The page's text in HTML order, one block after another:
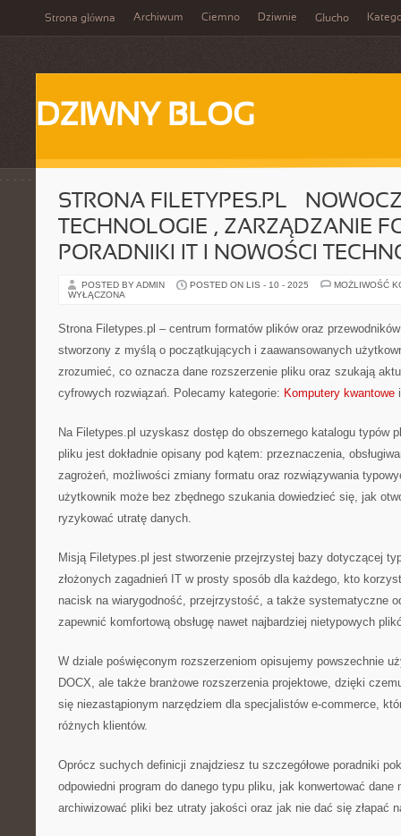
Strona główna Archiwum Ciemno Dziwnie Głucho
DZIWNY BLOG
STRONA FILETYPES.PL –
TECHNOLOGIE , ZARZĄDZANIE
PORADNIKI IT I NOWOŚCI
POSTED BY ADMIN POSTED ON LIS - 10 - 2025
MOŻLIWOŚĆ
WYŁĄCZONA
Strona Filetypes.pl – centrum formatów plików oraz
stworzony z myślą o początkujących i zaawansowanych
zrozumieć, co oznacza dane rozszerzenie pliku oraz szukają
cyfrowych rozwiązań. Polecamy kategorie: Komputery kwantowe
Na Filetypes.pl uzyskasz dostęp do obszernego katalogu typów
pliku jest dokładnie opisany pod kątem: przeznaczenia,
zagrożeń, możliwości zmiany formatu oraz rozwiązywania
użytkownik może bez zbędnego szukania dowiedzieć się, jak
ryzykować utratę danych.
Misją Filetypes.pl jest stworzenie przejrzystej bazy dotyczącej
złożonych zagadnień IT w prosty sposób dla każdego, kto
nacisk na wiarygodność, przejrzystość, a także systematyczne
zapewnić komfortową obsługę nawet najbardziej nietypowych
W dziale poświęconym rozszerzeniom opisujemy powszechnie
DOCX, ale także branżowe rozszerzenia projektowe, dzięki
się niezastąpionym narzędziem dla specjalistów e-commerce,
różnych klientów.
Oprócz suchych definicji znajdziesz tu szczegółowe poradniki
odpowiedni program do danego typu pliku, jak konwertować
archiwizować pliki bez utraty jakości oraz jak nie dać się złapać